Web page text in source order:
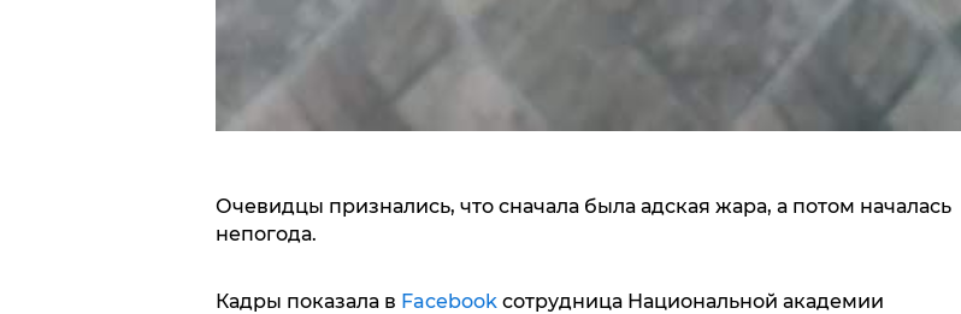
Очевидцы признались, что сначала была адская жара, а потом началась
непогода.
Кадры показала в Facebookсотрудница Национальной академии